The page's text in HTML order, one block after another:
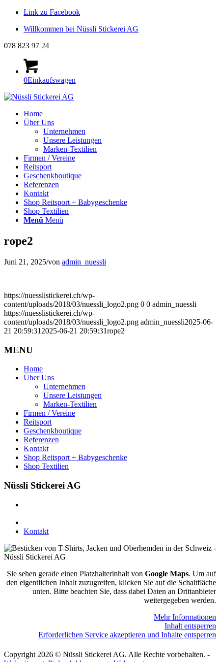
Link zu Facebook
Willkommen bei Nüssli Stickerei AG
078 823 97 24
0Einkaufswagen
Home
Über Uns
Unternehmen
Unsere Leistungen
Marken-Textilien
Firmen / Vereine
Reitsport
Geschenkboutique
Referenzen
Kontakt
Shop Reitsport + Babygeschenke
Shop Textilien
Menü Menü
rope2
Juni 21, 2025/von admin_nuessli
https://nuesslistickerei.ch/wp-
content/uploads/2018/03/nuessli_logo2.png 0 0 admin_nuessli
https://nuesslistickerei.ch/wp-
content/uploads/2018/03/nuessli_logo2.png admin_nuessli2025-06-
21 20:59:31 2025-06-21 20:59:31rope2
MENU
Home
Über Uns
Unternehmen
Unsere Leistungen
Marken-Textilien
Firmen / Vereine
Reitsport
Geschenkboutique
Referenzen
Kontakt
Shop Reitsport + Babygeschenke
Shop Textilien
Nüssli Stickerei AG
Kontakt
Sie sehen gerade einen Platzhalterinhalt von Google Maps. Um auf
den eigentlichen Inhalt zuzugreifen, klicken Sie auf die Schaltfläche
unten. Bitte beachten Sie, dass dabei Daten an Drittanbieter
weitergegeben werden.
Mehr Informationen
Inhalt entsperren
Erforderlichen Service akzeptieren und Inhalte entsperren
Copyright 2026 © Nüssli Stickerei AG. Alle Rechte vorbehalten. -